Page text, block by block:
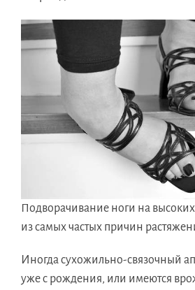
Подворачивание ноги на
из самых частых причин
Иногда сухожильно-связочный
уже с рождения, или имеются